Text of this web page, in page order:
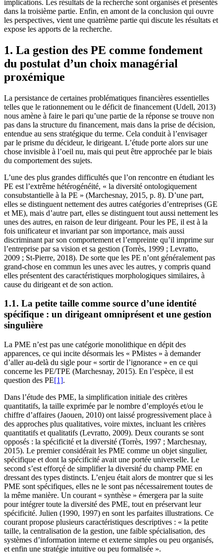
implications. Les résultats de la recherche sont organisés et présentés
dans la troisième partie. Enfin, en amont de la conclusion qui ouvre
les perspectives, vient une quatrième partie qui discute les résultats et
expose les apports de la recherche.
1. La gestion des PE comme fondement
du postulat d’un choix managérial
proxémique
La persistance de certaines problématiques financières essentielles
telles que le rationnement ou le déficit de financement (Udell, 2013)
nous amène à faire le pari qu’une partie de la réponse se trouve non
pas dans la structure du financement, mais dans la prise de décision,
entendue au sens stratégique du terme. Cela conduit à l’envisager
par le prisme du décideur, le dirigeant. L’étude porte alors sur une
chose invisible à l’oeil nu, mais qui peut être approchée par le biais
du comportement des sujets.
L’une des plus grandes difficultés que l’on rencontre en étudiant les
PE est l’extrême hétérogénéité, « la diversité ontologiquement
consubstantielle à la PE » (Marchesnay, 2015, p. 8). D’une part,
elles se distinguent nettement des autres catégories d’entreprises (GE
et ME), mais d’autre part, elles se distinguent tout aussi nettement les
unes des autres, en raison de leur dirigeant. Pour les PE, il est à la
fois unificateur et invariant par son importance, mais aussi
discriminant par son comportement et l’empreinte qu’il imprime sur
l’entreprise par sa vision et sa gestion (Torrès, 1999 ; Levratto,
2009 ; St-Pierre, 2018). De sorte que les PE n’ont généralement pas
grand-chose en commun les unes avec les autres, y compris quand
elles présentent des caractéristiques morphologiques similaires, à
cause du dirigeant et de son action.
1.1. La petite taille comme source d’une identité
spécifique : un dirigeant omniprésent et une gestion
singulière
La PME n’est pas une catégorie monolithique en dépit des
apparences, ce qui incite désormais les « PMistes » à demander
d’aller au-delà du sigle pour « sortir de l’ignorance » en ce qui
concerne les PE/TPE (Marchesnay, 2015). En l’espèce, il est
question des PE[1].
Dans l’étude des PME, la simplification initiale des critères
quantitatifs, la taille exprimée par le nombre d’employés et/ou le
chiffre d’affaires (Jaouen, 2010) ont laissé progressivement place à
des approches plus qualitatives, voire mixtes, incluant les critères
quantitatifs et qualitatifs (Levratto, 2009). Deux courants se sont
opposés : la spécificité et la diversité (Torrès, 1997 ; Marchesnay,
2015). Le premier considérait les PME comme un objet singulier,
spécifique et dont la spécificité avait une portée universelle. Le
second s’est efforçé de simplifier la diversité du champ PME en
dressant des types distincts. L’enjeu était alors de montrer que si les
PME sont spécifiques, elles ne le sont pas nécessairement toutes de
la même manière. Un courant « synthèse » émergera par la suite
pour intégrer toute la diversité des PME, tout en préservant leur
spécificité. Julien (1990, 1997) en sont les parfaites illustrations. Ce
courant propose plusieurs caractéristiques descriptives : « la petite
taille, la centralisation de la gestion, une faible spécialisation, des
systèmes d’information interne et externe simples ou peu organisés,
et enfin une stratégie intuitive ou peu formalisée ».